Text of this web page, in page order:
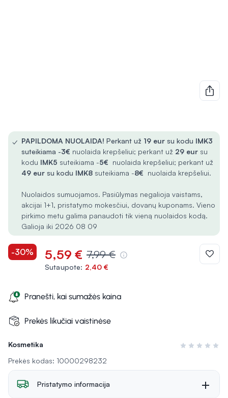
Kosmetika
Įvertinimas 0
Prekės kodas: 10000298232
✓ PAPILDOMA NUOLAIDA! Perkant už 19 eur su kodu IMK3
suteikiama -3€ nuolaida krepšeliui; perkant už 29 eur su
kodu IMK5 suteikiama -5€ nuolaida krepšeliui; perkant už
49 eur su kodu IMK8 suteikiama -8€ nuolaida krepšeliui.
Nuolaidos sumuojamos. Pasiūlymas negalioja vaistams,
akcijai 1+1, pristatymo mokesčiui, dovanų kuponams. Vieno
pirkimo metu galima panaudoti tik vieną nuolaidos kodą.
Galioja iki 2026 08 09
-30% 5,59 € 7,99 €
Sutaupote: 2,40 €
Pranešti, kai sumažės kaina
Prekės likučiai vaistinėse
Pristatymo informacija